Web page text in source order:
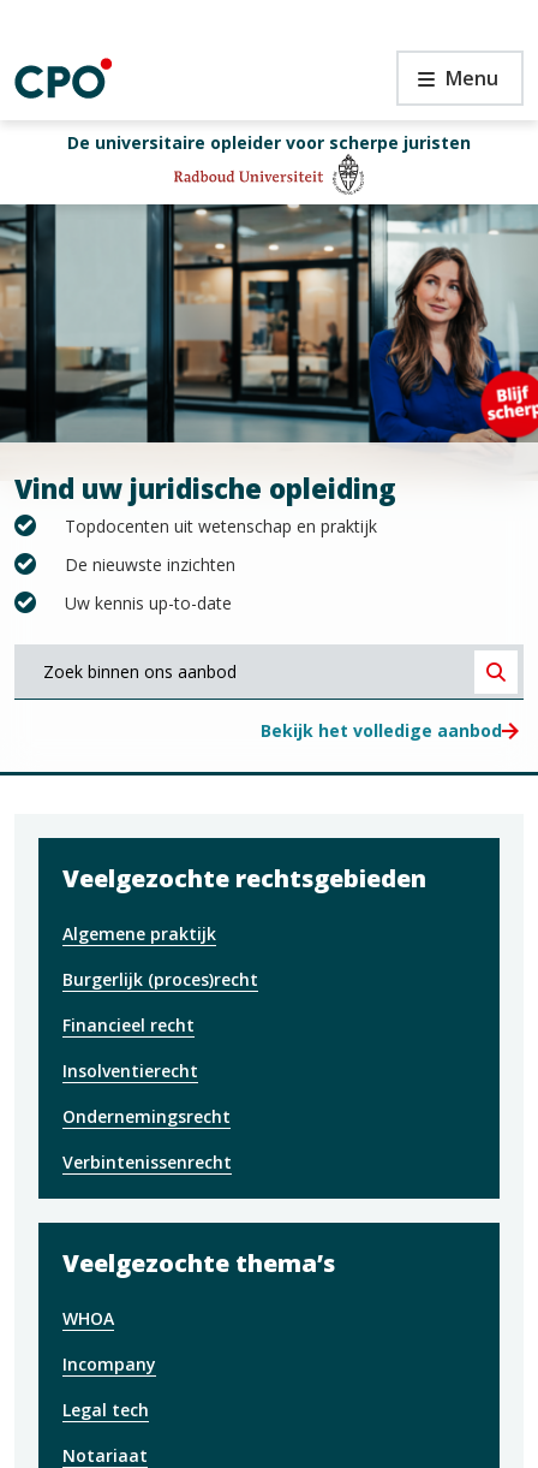
de
inhoud
CPO Menu
De universitaire opleider voor scherpe juristen
Vind uw juridische opleiding
Topdocenten uit wetenschap en praktijk
De nieuwste inzichten
Uw kennis up-to-date
bent
Bekijk het volledige aanbod
Veelgezochte rechtsgebieden
Algemene praktijk
Burgerlijk (proces)recht
Financieel recht
Insolventierecht
Ondernemingsrecht
Verbintenissenrecht
Veelgezochte thema’s
WHOA
Incompany
Legal tech
Notariaat